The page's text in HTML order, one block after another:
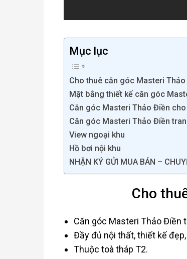
Mục lục
Cho thuê căn góc Masteri
Mặt bằng thiết kế căn góc
Căn góc Masteri Thảo Điền
Căn góc Masteri Thảo Điền
View ngoại khu
Hồ bơi nội khu
NHẬN KÝ GỬI MUA BÁN –
Cho
Căn góc Masteri Thảo Điền
Đầy đủ nội thất, thiết kế
Thuộc toà tháp T2.